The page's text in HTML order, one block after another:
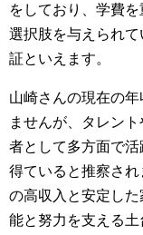
をしており、学費
選択肢を与えられ
証といえます。
山崎さんの現在の
ませんが、タレン
者として多方面で
得ていると推察さ
の高収入と安定し
能と努力を支える